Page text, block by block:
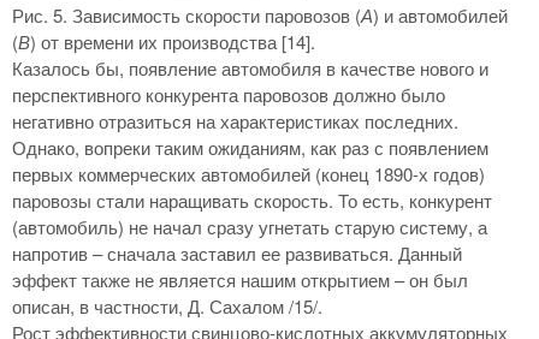
Рис. 5. Зависимость скорости паровозов (А) и автомобилей
(В) от времени их производства [14].
Казалось бы, появление автомобиля в качестве нового и
перспективного конкурента паровозов должно было
негативно отразиться на характеристиках последних.
Однако, вопреки таким ожиданиям, как раз с появлением
первых коммерческих автомобилей (конец 1890-х годов)
паровозы стали наращивать скорость. То есть, конкурент
(автомобиль) не начал сразу угнетать старую систему, а
напротив – сначала заставил ее развиваться. Данный
эффект также не является нашим открытием – он был
описан, в частности, Д. Сахалом /15/.
Рост эффективности свинцово-кислотных аккумуляторных